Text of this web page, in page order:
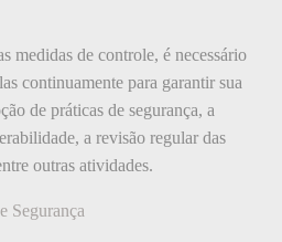
medidas de controle, é necessário
continuamente para garantir sua
de práticas de segurança, a
a revisão regular das
outras atividades.
Segurança